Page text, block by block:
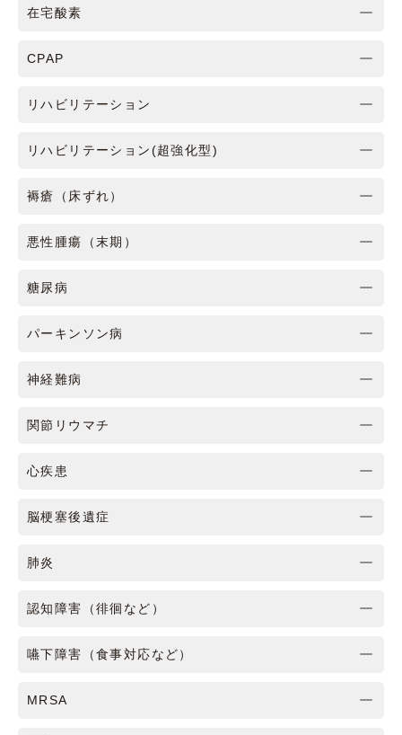
在宅酸素
CPAP
リハビリテーション
リハビリテーション(超強化型)
褥瘡（床ずれ）
悪性腫瘍（末期）
糖尿病
パーキンソン病
神経難病
関節リウマチ
心疾患
脳梗塞後遺症
肺炎
認知障害（徘徊など）
嚥下障害（食事対応など）
MRSA